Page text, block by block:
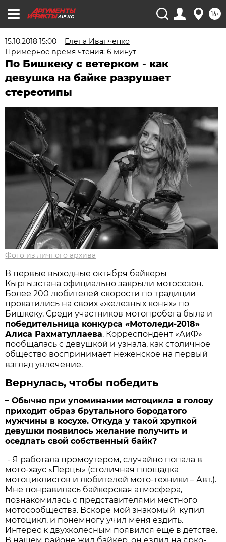
AIF.KG 16+
15.10.2018 15:00
Елена Иванченко
Примерное время чтения: 6 минут
По Бишкеку с ветерком - как
девушка на байке разрушает
стереотипы
Фото из личного архива
В первые выходные октября байкеры
Кыргызстана официально закрыли мотосезон.
Более 200 любителей скорости по традиции
прокатились на своих «железных конях» по
Бишкеку. Среди участников мотопробега была и
победительница конкурса «Мотоледи-2018»
Алиса Рахматуллаева. Корреспондент «АиФ»
пообщалась с девушкой и узнала, как столичное
общество воспринимает неженское на первый
взгляд увлечение.
Вернулась, чтобы победить
– Обычно при упоминании мотоцикла в голову
приходит образ брутального бородатого
мужчины в косухе. Откуда у такой хрупкой
девушки появилось желание получить и
оседлать свой собственный байк?
- Я работала промоутером, случайно попала в
мото-хаус «Перцы» (столичная площадка
мотоциклистов и любителей мото-техники – Авт.).
Мне понравилась байкерская атмосфера,
познакомилась с представителями местного
мотосообщества. Вскоре мой знакомый купил
мотоцикл, и понемногу учил меня ездить.
Интерес к двухколёсным появился ещё в детстве.